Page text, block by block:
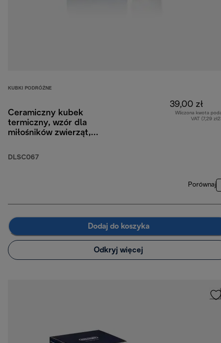
KUBKI PODRÓŻNE
Ceramiczny kubek
termiczny, wzór dla
miłośników zwierząt,
DLSC067
39,00 zł
Wliczona kwota
VAT (7,29
Porównaj
Dodaj do koszyka
Odkryj więcej